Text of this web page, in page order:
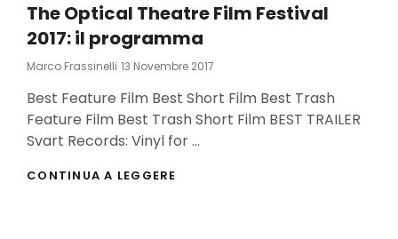
The Optical Theatre Film Festival
2017: il programma
Marco Frassinelli Posted
13 Novembre 2017
Best Feature Film Best Short Film Best Trash
Feature Film Best Trash Short Film BEST TRAILER
Svart Records: Vinyl for …
CONTINUA A LEGGERE